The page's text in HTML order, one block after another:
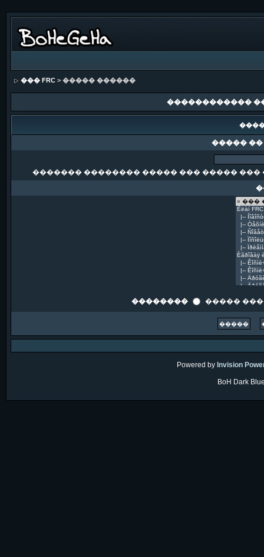
��� FRC> ����� ������
������������
�����
������� �������� ����� ��� ����� ���
�������� �����
Powered by Invision
BoH Dark